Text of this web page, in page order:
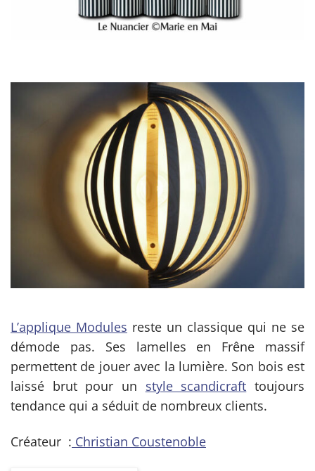
L’applique Modules reste un classique qui ne se
démode pas. Ses lamelles en Frêne massif
permettent de jouer avec la lumière. Son bois est
laissé brut pour un style scandicraft toujours
tendance qui a séduit de nombreux clients.
Créateur : Christian Coustenoble